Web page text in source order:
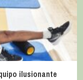
ilusionante